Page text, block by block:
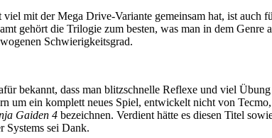
mit der Mega Drive-Variante gemeinsam hat, ist auch
gehört die Trilogie zum besten, was man in dem Genre
Schwierigkeitsgrad.
bekannt, dass man blitzschnelle Reflexe und viel
um ein komplett neues Spiel, entwickelt nicht von
Gaiden 4 bezeichnen. Verdient hätte es diesen Titel
Systems sei Dank.